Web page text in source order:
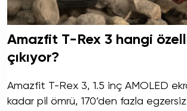
Amazfit T-Rex 3 hangi
çıkıyor?
Amazfit T-Rex 3, 1.5 inç AMOLED
kadar pil ömrü, 170’den fazla